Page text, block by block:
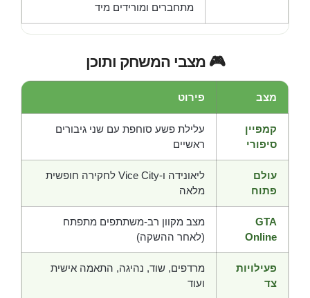
מתחברים ומורידים מיד
🎮 מצבי המשחק ותוכן
מצב פירוט
קמפיין
סיפורי
עלילת פשע סוחפת עם שני גיבורים
ראשיים
עולם
פתוח
ליאונידה ו-Vice City לחקירה חופשית
מלאה
GTA
Online
מצב מקוון רב-משתתפים מתפתח
(לאחר ההשקה)
פעילויות
צד
מרדפים, שוד, נהיגה, התאמה אישית
ועוד